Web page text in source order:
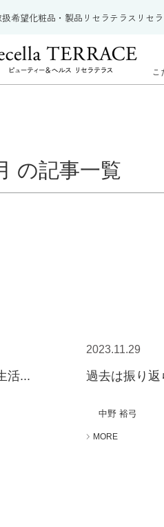
希望化粧品・製品 リセラテラス リセ
こ
の記事一覧
活...
2023.11.29
過去は振り返
中野 裕弓
MORE